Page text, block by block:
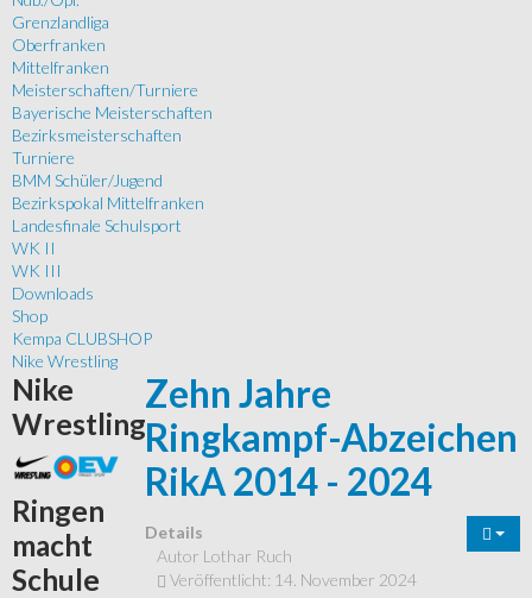
Grenzlandliga
Oberfranken
Mittelfranken
Meisterschaften/Turniere
Bayerische Meisterschaften
Bezirksmeisterschaften
Turniere
BMM Schüler/Jugend
Bezirkspokal Mittelfranken
Landesfinale Schulsport
WK II
WK III
Downloads
Shop
Kempa CLUBSHOP
Nike Wrestling
Zehn Jahre
Ringkampf-Abzeichen
RikA 2014 - 2024
Details
Autor Lothar Ruch
Veröffentlicht: 14. November 2024
Nike
Wrestling
Ringen
macht
Schule